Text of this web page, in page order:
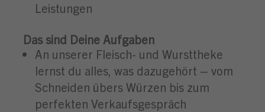
Leistungen
Das sind Deine Aufgaben
An unserer Fleisch- und Wursttheke
lernst du alles, was dazugehört – vom
Schneiden übers Würzen bis zum
perfekten Verkaufsgespräch